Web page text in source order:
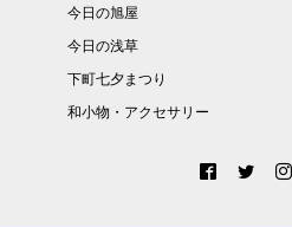
今日の旭屋
今日の浅草
下町七夕まつり
和小物・アクセサリー